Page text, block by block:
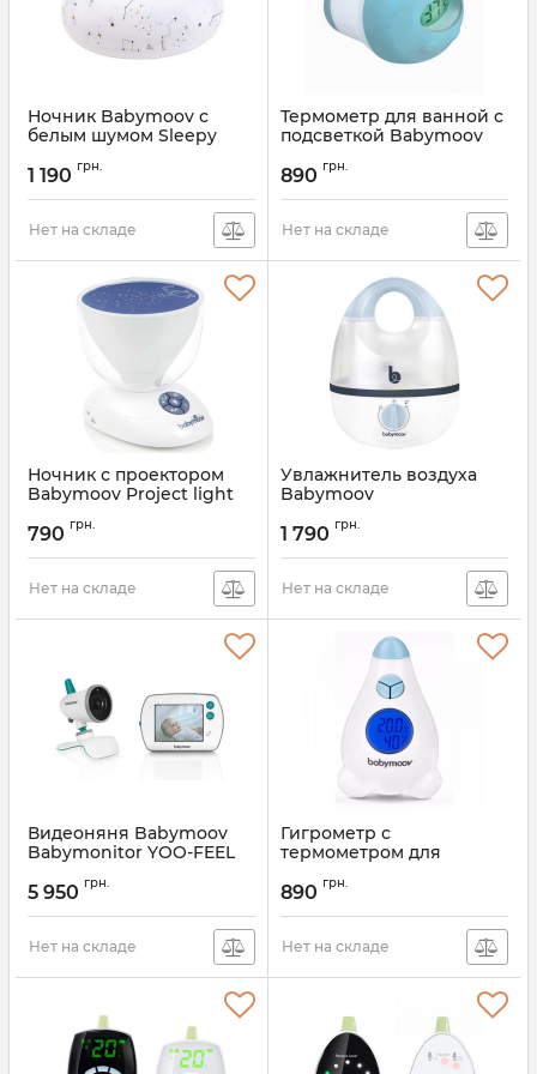
Ночник Babymoov с
белым шумом Sleepy
Артикул:
1 190 грн.
Нет на складе
Термометр для ванной с
подсветкой Babymoov
Thermometer
Артикул:A037001
890 грн.
Нет на складе
Ночник с проектором
Babymoov Project light
Артикул:
790 грн.
Нет на складе
Увлажнитель воздуха
Babymoov
Артикул:
1 790 грн.
Нет на складе
Видеоняня Babymoov
Babymonitor YOO-FEEL
5 950 грн.
Нет на складе
Гигрометр с
термометром для
Babymoov
Артикул:A037405
890 грн.
Нет на складе